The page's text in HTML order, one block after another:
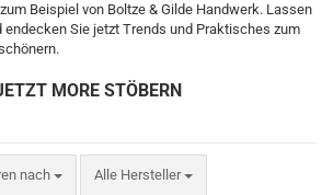
Beispiel von Boltze & Gilde Handwerk. Lassen
endecken Sie jetzt Trends und Praktisches zum
MORE STÖBERN
nach Alle Hersteller